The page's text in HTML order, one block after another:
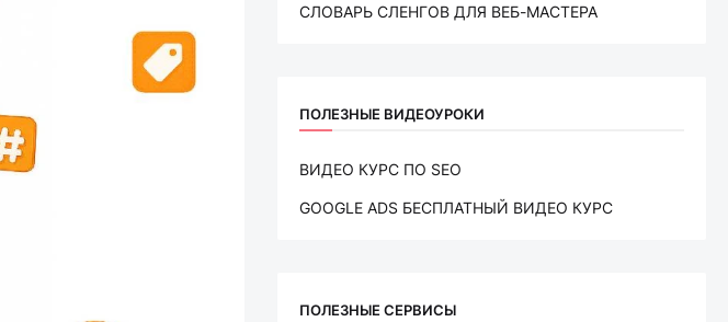
СЛОВАРЬ CЛЕНГОВ ДЛЯ ВЕБ-МАСТЕРА
ПОЛЕЗНЫЕ ВИДЕОУРОКИ
ВИДЕО КУРС ПО SEO
GOOGLE ADS БЕСПЛАТНЫЙ ВИДЕО КУРС
ПОЛЕЗНЫЕ СЕРВИСЫ